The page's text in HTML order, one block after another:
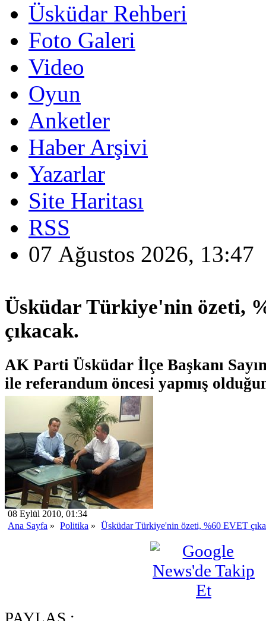
Üsküdar Rehberi
Foto Galeri
Video
Oyun
Anketler
Haber Arşivi
Yazarlar
Site Haritası
RSS
07 Ağustos 2026, 13:47
Üsküdar Türkiye'nin özeti,
çıkacak.
AK Parti Üsküdar İlçe Başkanı
ile referandum öncesi yapmış
08 Eylül 2010, 01:34
Ana Sayfa » Politika » Üsküdar Türkiye'nin özeti, %60 EVET